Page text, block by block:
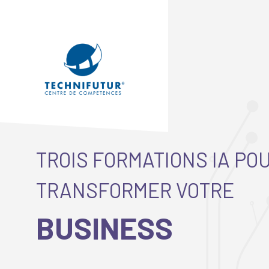
TROIS FORMATIONS IA
TRANSFORMER VOTRE
BUSINESS